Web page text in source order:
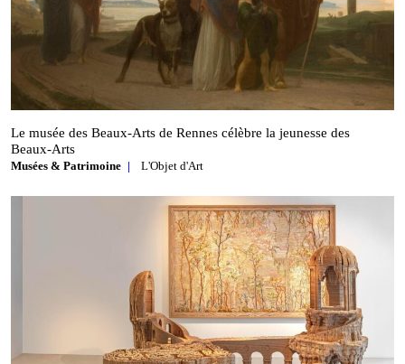
Le musée des Beaux‑Arts de Rennes célèbre la jeunesse des
Beaux‑Arts
Musées & Patrimoine L'Objet d'Art